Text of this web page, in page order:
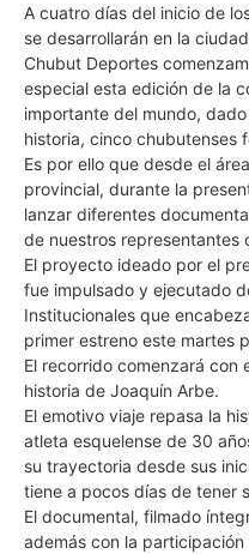
A cuatro días del inicio de
se desarrollarán en la
Chubut Deportes
especial esta edición de la
importante del mundo,
historia, cinco chubutenses
Es por ello que desde el
provincial, durante la
lanzar diferentes
de nuestros representantes
El proyecto ideado por el
fue impulsado y ejecutado
Institucionales que
primer estreno este martes
El recorrido comenzará con
historia de Joaquín Arbe.
El emotivo viaje repasa la
atleta esquelense de 30
su trayectoria desde sus
tiene a pocos días de tener
El documental, filmado
además con la